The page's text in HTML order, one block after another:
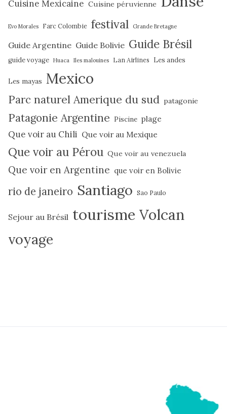
Cuisine Mexicaine Cuisine péruvienne
Evo Morales Farc Colombie festival Grande Bretagne
Guide Argentine Guide Bolivie Guide Brésil
guide voyage Huaca Iles malouines Lan Airlines Les andes
Les mayas Mexico
Parc naturel Amerique du sud patagonie
Patagonie Argentine Piscine plage
Que voir au Chili Que voir au Mexique
Que voir au Pérou Que voir au venezuela
Que voir en Argentine que voir en Bolivie
rio de janeiro Santiago Sao Paulo
Sejour au Brésil tourisme Volcan
voyage